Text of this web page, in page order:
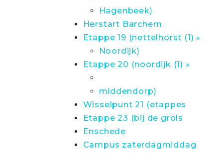
Hagenbeek)
Herstart Barchem
Etappe 19 (nettelhorst (1) »
Noordijk)
Etappe 20 (noordijk (1) »
middendorp)
Wisselpunt 21 (etappes
Etappe 23 (bij de grols
Enschede
Campus zaterdagmiddag